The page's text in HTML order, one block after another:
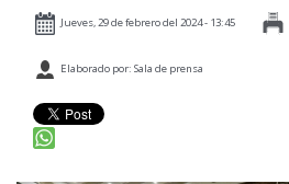
FISCALIZAMOS
PRENSA
PARTICIPACIÓN
RELACIONES INTERNACIONALES
AGENDA
Jueves, 29 de febrero del 2024 - 13:45
Elaborado por: Sala de prensa